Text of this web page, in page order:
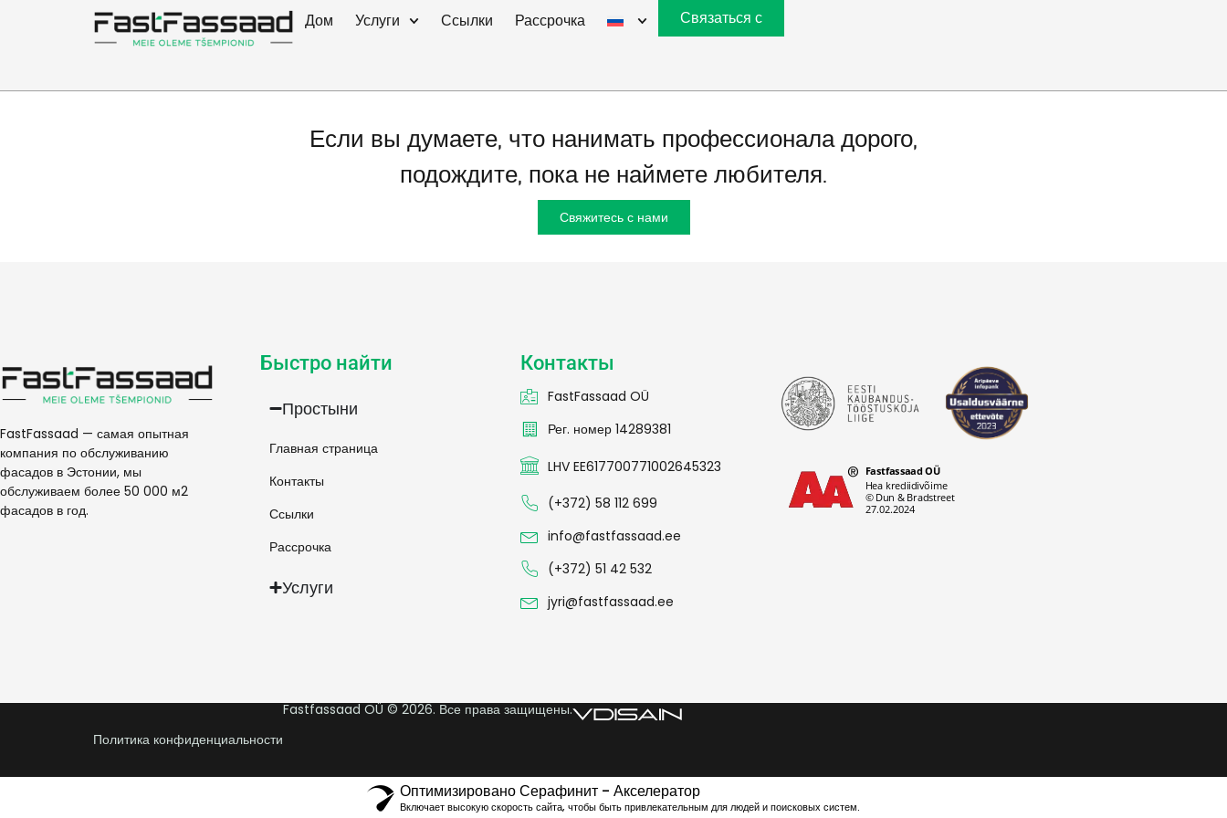
Дом Услуги Ссылки Рассрочка Связаться с
Уход за фасадом Пярну 1200 м2
Если вы думаете, что нанимать профессионала дорого,
подождите, пока не наймете любителя.
Свяжитесь с нами
FastFassaad — самая опытная
компания по обслуживанию
фасадов в Эстонии, мы
обслуживаем более 50 000 м2
фасадов в год.
Быстро найти
Простыни
Главная страница
Контакты
Ссылки
Рассрочка
Услуги
Контакты
FastFassaad OÜ
Рег. номер 14289381
LHV EE617700771002645323
(+372) 58 112 699
info@fastfassaad.ee
(+372) 51 42 532
jyri@fastfassaad.ee
Политика конфиденциальности
Fastfassaad OÜ © 2026. Все права защищены.
Оптимизировано Серафинит - Акселератор
Включает высокую скорость сайта, чтобы быть привлекательным для людей и поисковых систем.